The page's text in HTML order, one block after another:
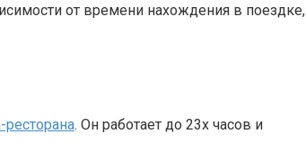
от времени нахождения в поездке,
ресторана. Он работает до 23х часов и